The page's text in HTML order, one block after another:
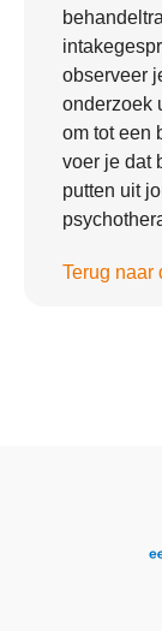
observeer
onderzoek
om tot een
voer je dat
putten uit
Terug naar